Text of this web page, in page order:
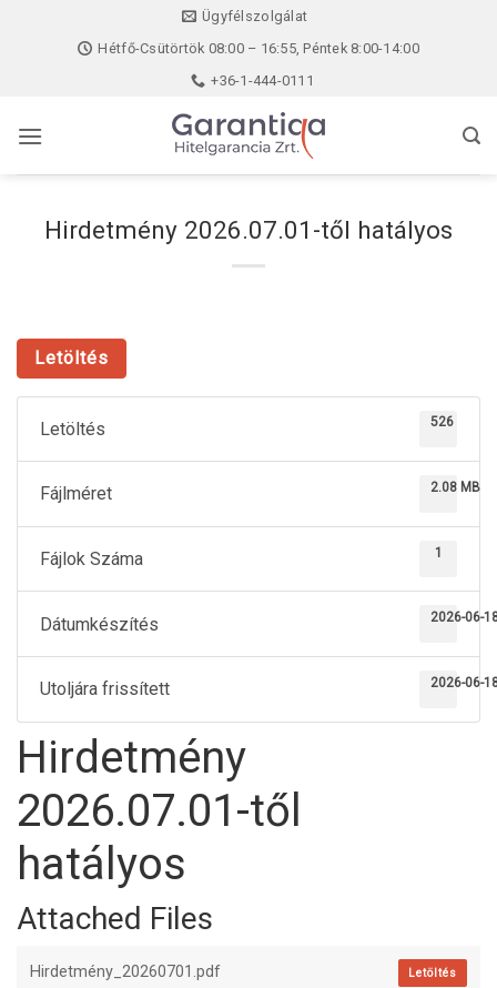
Ügyfélszolgálat
Hétfő-Csütörtök 08:00 – 16:55, Péntek 8:00-14:00
+36-1-444-0111
Hirdetmény 2026.07.01-től hatályos
Letöltés
Letöltés 526
Fájlméret 2.08 MB
Fájlok Száma 1
Dátumkészítés 2026-06-
Utoljára frissített 2026-06-
Hirdetmény
2026.07.01-től
hatályos
Attached Files
Hirdetmény_20260701.pdf Letöltés